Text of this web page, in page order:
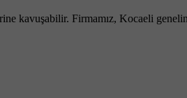
kavuşabilir. Firmamız, Kocaeli